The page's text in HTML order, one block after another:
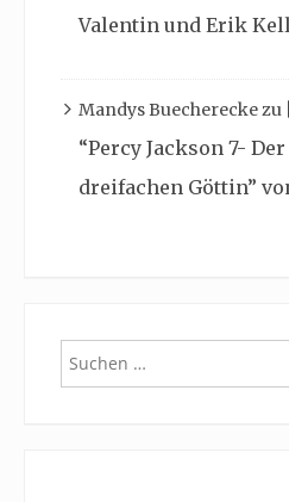
Valentin und Erik
Mandys Buechereckezu
“Percy Jackson 7-
dreifachen Göttin”
Suchen
nach: